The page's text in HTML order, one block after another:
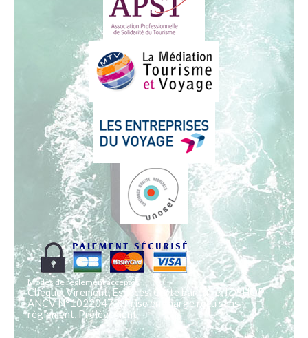
Modes de règlement acceptés
Chèque, Virement, Espèces, Carte bancaire, IDSHOP
ANCV N°10220473, Prise en charge reçu sans
règlement, Prélèvement